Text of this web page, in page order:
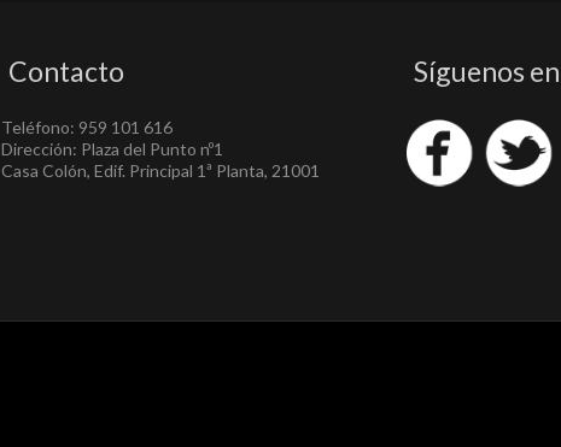
Contacto
Teléfono: 959 101 616
Dirección: Plaza del Punto nº1
Casa Colón, Edif. Principal 1ª Planta, 21001
Síguenos en